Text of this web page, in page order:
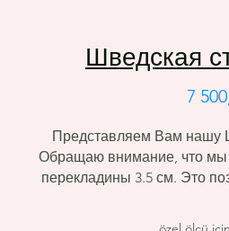
Шведская
7
Представляем Вам нашу
Обращаю внимание, что мы
перекладины 3.5 см. Это